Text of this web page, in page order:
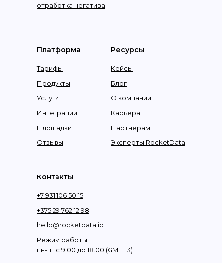
+375 29 762 12 98
+7 931 106 50 15
hello@rocketdata.io
Режим работы:
пн-пт с 9.00 до 18.00 (GMT +3)
Контакты
отработка негатива
Ресурсы
О компании
Кейсы
Блог
Эксперты RocketData
Партнерам
Карьера
Платформа
Продукты
Тарифы
Отзывы
Площадки
Услуги
Интеграции